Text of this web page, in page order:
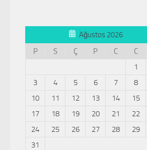
Ağustos 2026
P
S Ç P C C
1
3
4 5 6 7 8
10
11 12 13 14 15
17
18 19 20 21 22
24
25 26 27 28 29
31